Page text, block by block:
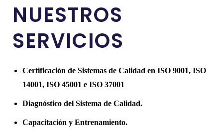
NUESTROS
SERVICIOS
Certificación de Sistemas de Calidad en ISO 9001, ISO
14001, ISO 45001 e ISO 37001
Diagnóstico del Sistema de Calidad.
Capacitación y Entrenamiento.